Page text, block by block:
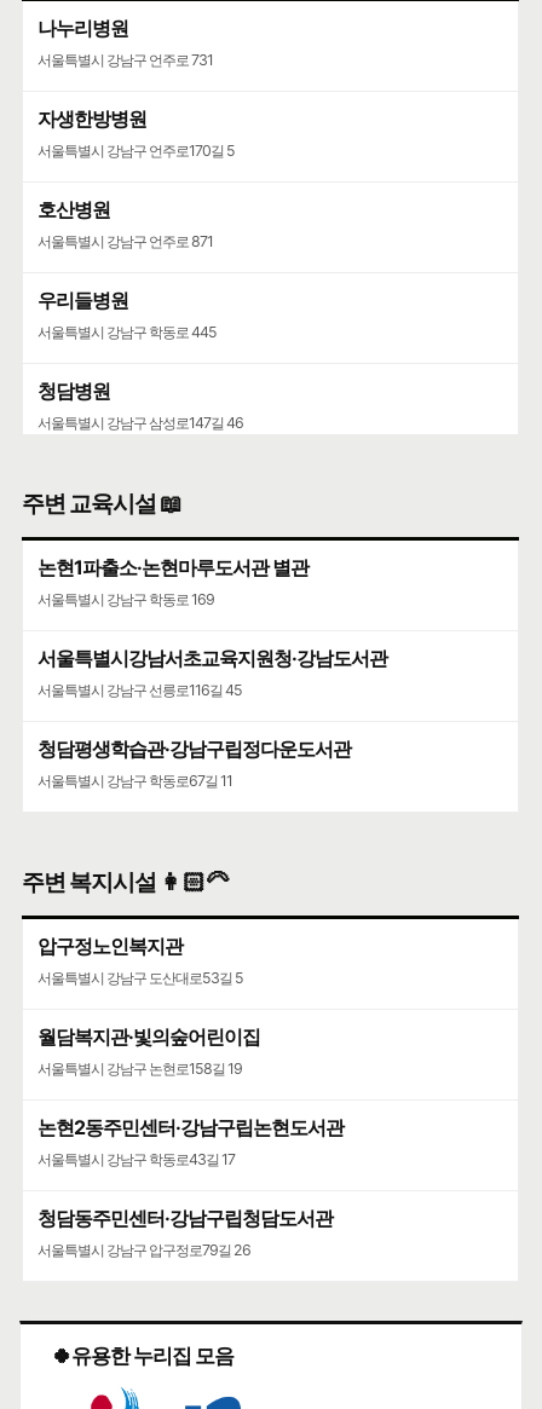
나누리병원
서울특별시 강남구 언주로 731
자생한방병원
서울특별시 강남구 언주로170길 5
호산병원
서울특별시 강남구 언주로 871
우리들병원
서울특별시 강남구 학동로 445
청담병원
서울특별시 강남구 삼성로147길 46
주변 교육시설 📖
논현1파출소·논현마루도서관 별관
서울특별시 강남구 학동로 169
서울특별시강남서초교육지원청·강남도서관
서울특별시 강남구 선릉로116길 45
청담평생학습관·강남구립정다운도서관
서울특별시 강남구 학동로67길 11
주변 복지시설 👩🏻‍🦳
압구정노인복지관
서울특별시 강남구 도산대로53길 5
월담복지관·빛의숲어린이집
서울특별시 강남구 논현로158길 19
논현2동주민센터·강남구립논현도서관
서울특별시 강남구 학동로43길 17
청담동주민센터·강남구립청담도서관
서울특별시 강남구 압구정로79길 26
🍀유용한 누리집 모음